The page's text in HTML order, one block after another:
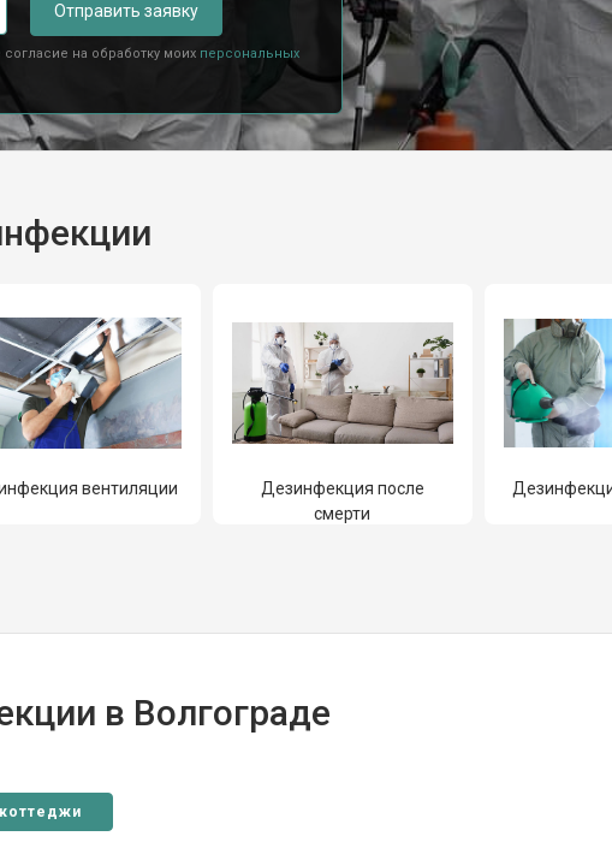
Отправить заявку
на обработку моих персональных
вентиляции
Дезинфекция после
смерти
в Волгограде